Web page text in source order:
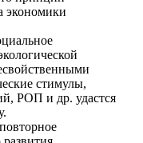
экономики
стимулы,
РОП и др. удастся